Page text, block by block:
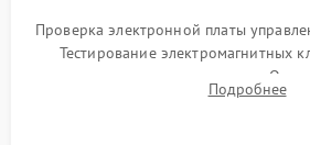
Проверка электронной платы
Тестирование электромагнитных
температуры и расходомера.
жерновов кофемолки,
Подробнее